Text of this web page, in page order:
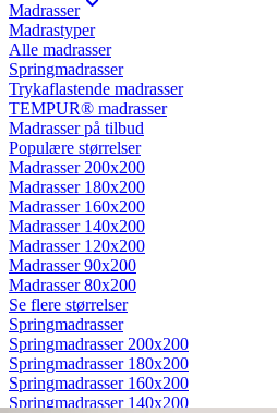
Madrasser
Madrastyper
Alle madrasser
Springmadrasser
Trykaflastende madrasser
TEMPUR® madrasser
Madrasser på tilbud
Populære størrelser
Madrasser 200x200
Madrasser 180x200
Madrasser 160x200
Madrasser 140x200
Madrasser 120x200
Madrasser 90x200
Madrasser 80x200
Se flere størrelser
Springmadrasser
Springmadrasser 200x200
Springmadrasser 180x200
Springmadrasser 160x200
Springmadrasser 140x200